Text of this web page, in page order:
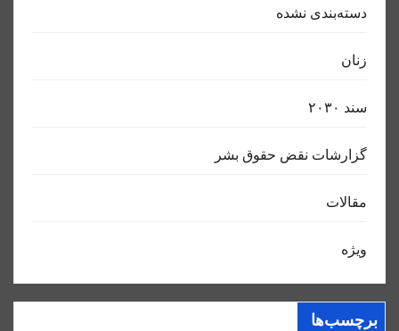
دسته‌بندی نشده
زنان
سند ٢٠٣٠
گزارشات نقض حقوق بشر
مقالات
ویژه
برچسب‌ها